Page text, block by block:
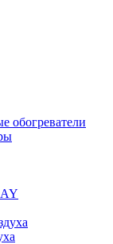
обогреватели